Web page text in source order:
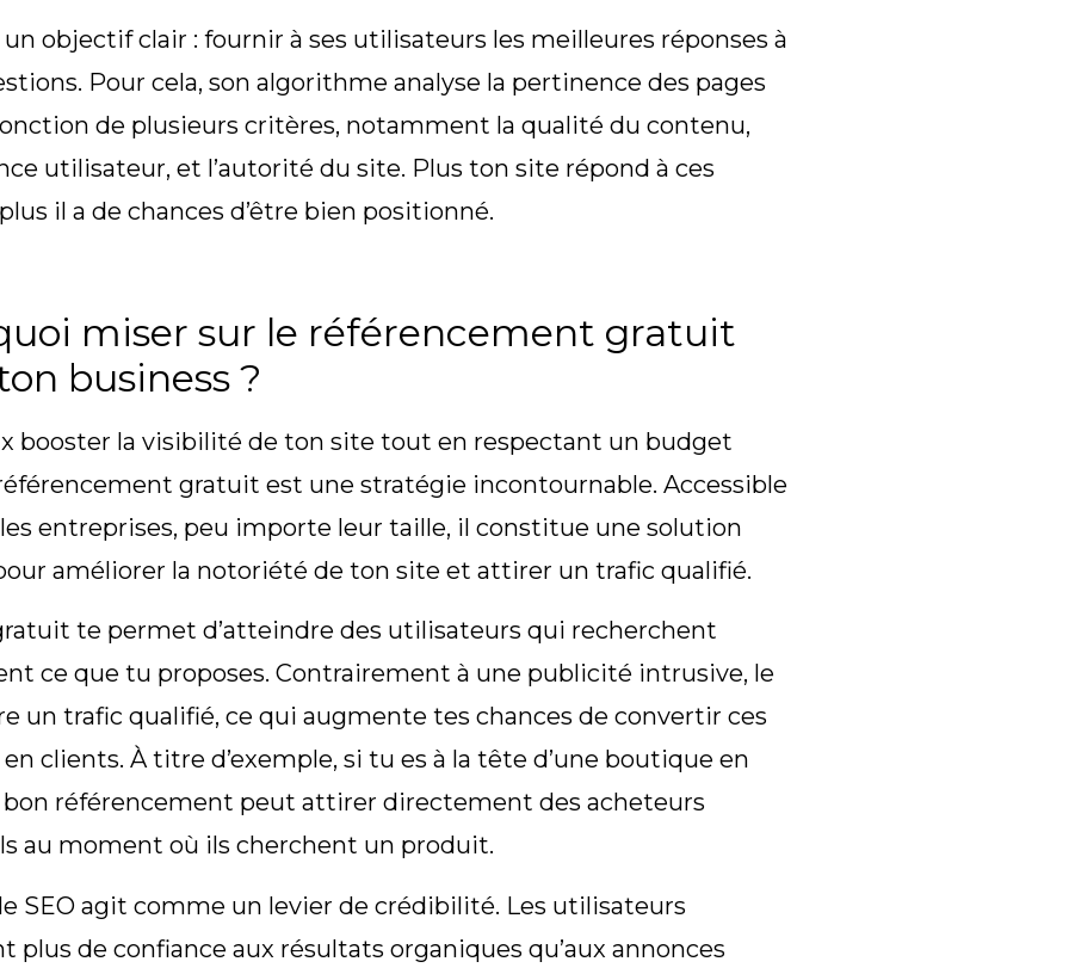
un objectif clair : fournir à ses utilisateurs les meilleures réponses à
Pour cela, son algorithme analyse la pertinence des pages
de plusieurs critères, notamment la qualité du contenu,
utilisateur, et l’autorité du site. Plus ton site répond à ces
il a de chances d’être bien positionné.
miser sur le référencement gratuit
business ?
booster la visibilité de ton site tout en respectant un budget
gratuit est une stratégie incontournable. Accessible
entreprises, peu importe leur taille, il constitue une solution
améliorer la notoriété de ton site et attirer un trafic qualifié.
te permet d’atteindre des utilisateurs qui recherchent
ce que tu proposes. Contrairement à une publicité intrusive, le
un trafic qualifié, ce qui augmente tes chances de convertir ces
clients. À titre d’exemple, si tu es à la tête d’une boutique en
bon référencement peut attirer directement des acheteurs
au moment où ils cherchent un produit.
SEO agit comme un levier de crédibilité. Les utilisateurs
plus de confiance aux résultats organiques qu’aux annonces